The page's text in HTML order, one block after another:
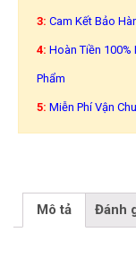
3: Cam Kết Bảo
4: Hoàn Tiền 100%
Phẩm
5: Miễn Phí Vận
Mô tả Đánh